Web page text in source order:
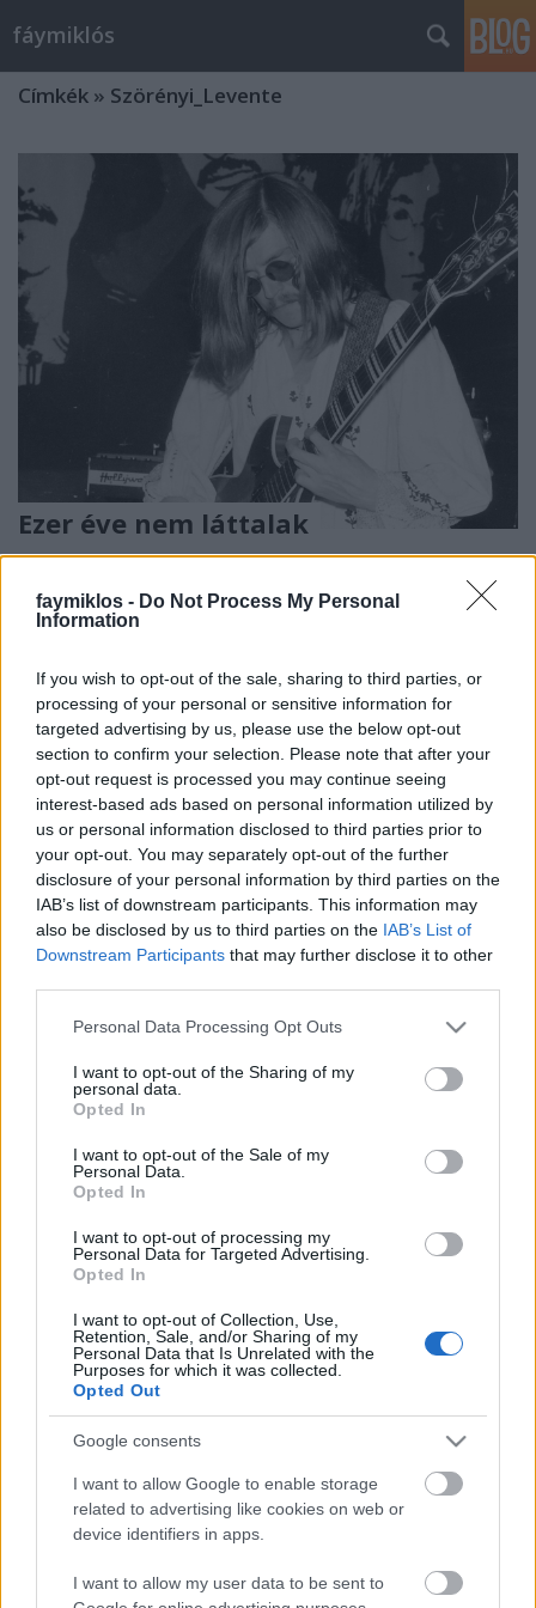
faymiklos - Do Not Process My Personal
Information
If you wish to opt-out of the sale, sharing to third parties, or
processing of your personal or sensitive information for
targeted advertising by us, please use the below opt-out
section to confirm your selection. Please note that after your
opt-out request is processed you may continue seeing
interest-based ads based on personal information utilized by
us or personal information disclosed to third parties prior to
your opt-out. You may separately opt-out of the further
disclosure of your personal information by third parties on the
IAB’s list of downstream participants. This information may
also be disclosed by us to third parties on the IAB’s List of
Downstream Participants that may further disclose it to other
Please note that this website/app uses one or more Google
not limited to your visit or usage behaviour. You may click to
grant or deny consent to Google and its third-party tags to
use your data for below specified purposes in below Google
consent section.
Personal Data Processing Opt Outs
I want to opt-out of the Sharing of my
personal data.
Opted In
I want to opt-out of the Sale of my
Personal Data.
Opted In
I want to opt-out of processing my
Personal Data for Targeted Advertising.
Opted In
I want to opt-out of Collection, Use,
Retention, Sale, and/or Sharing of my
Personal Data that Is Unrelated with the
Purposes for which it was collected.
Opted Out
Google consents
I want to allow Google to enable storage
related to advertising like cookies on web or
device identifiers in apps.
I want to allow my user data to be sent to
fáymiklós
Címkék » Szörényi_Levente
Ezer éve nem láttalak
stolzingimalter•2020. október 20. 1
Önellenőrzési céllal megnéztem az István, a király
tekintve elég rémes a sok timárpéterezés benne,
fölösleges filmtrükkök. Vagy lehet, hogy nem
fölöslegesek, ezzel próbálták javítani a szájszinkron
problémákat talán. De nem is ez a szíven ütő…
Ezredforduló
Nem sikerült operásítani az István, a királyt, hogy
miért nem, azt nem itt és nem most, mert itt és most
az a kérdés, hogy vajon baj-e. Nem baj. Meg azt is
mondanám, hogy egy próbát megért, és az
operaváltozatnál érdekesebb az, hogy a darab attól
még van. Megmarad musicalnek, és valószínűleg…